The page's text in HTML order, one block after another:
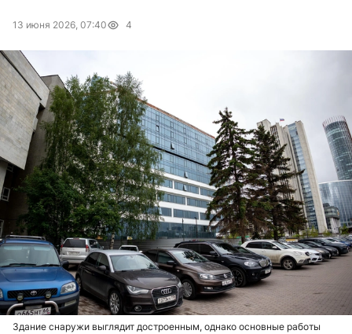
13 июня 2026, 07:40 4
Здание снаружи выглядит достроенным, однако основные работы